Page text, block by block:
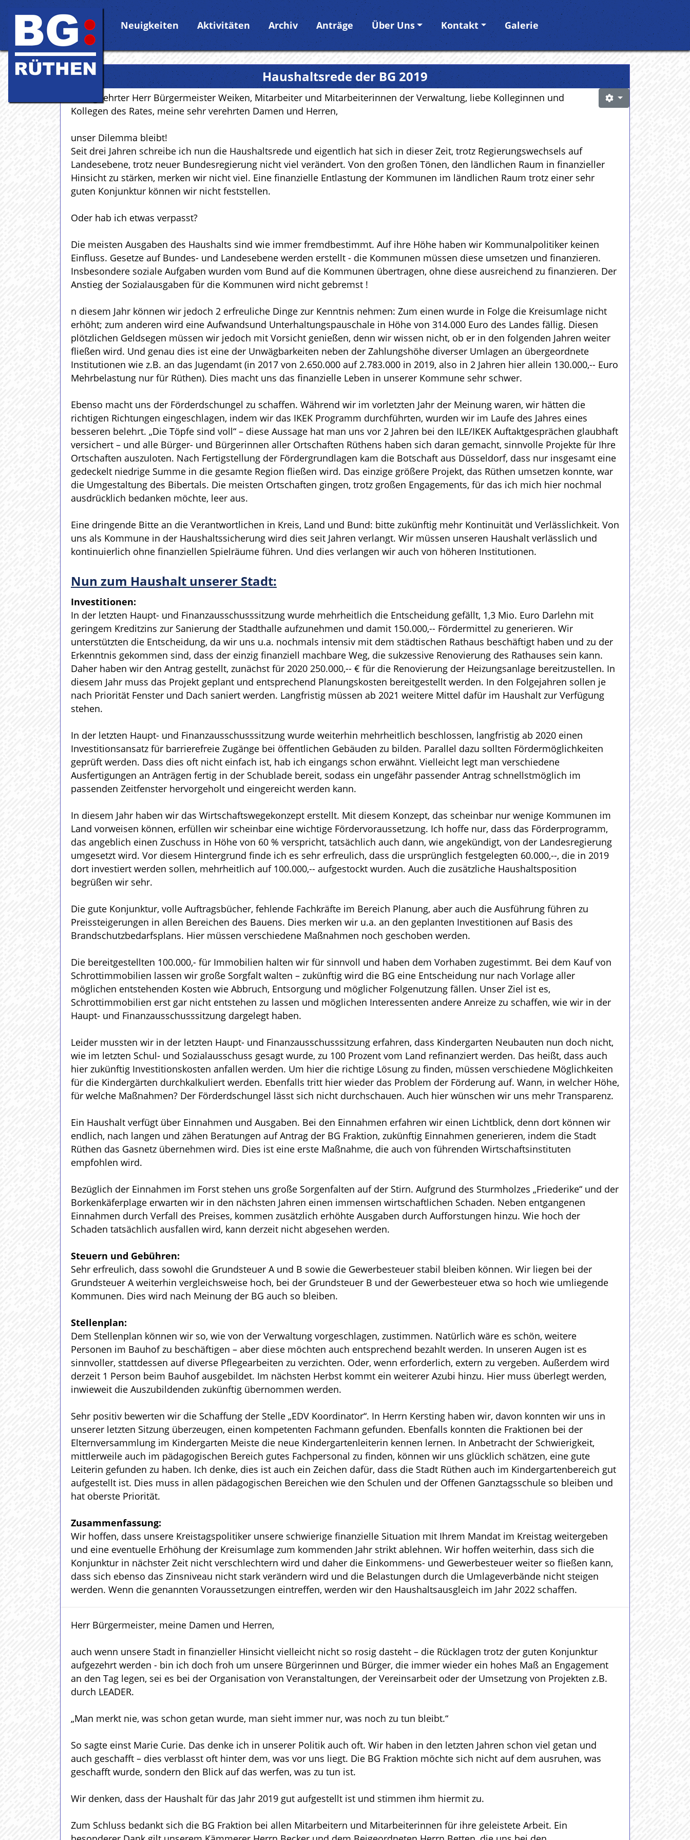
Neuigkeiten Aktivitäten Archiv Anträge Über Uns Kontakt Galerie
Haushaltsrede der BG 2019
Sehr geehrter Herr Bürgermeister Weiken, Mitarbeiter und Mitarbeiterinnen der Verwaltung, liebe Kolleginnen und
Kollegen des Rates, meine sehr verehrten Damen und Herren,
unser Dilemma bleibt!
Seit drei Jahren schreibe ich nun die Haushaltsrede und eigentlich hat sich in dieser Zeit, trotz Regierungswechsels auf
Landesebene, trotz neuer Bundesregierung nicht viel verändert. Von den großen Tönen, den ländlichen Raum in finanzieller
Hinsicht zu stärken, merken wir nicht viel. Eine finanzielle Entlastung der Kommunen im ländlichen Raum trotz einer sehr
guten Konjunktur können wir nicht feststellen.
Oder hab ich etwas verpasst?
Die meisten Ausgaben des Haushalts sind wie immer fremdbestimmt. Auf ihre Höhe haben wir Kommunalpolitiker keinen
Einfluss. Gesetze auf Bundes- und Landesebene werden erstellt - die Kommunen müssen diese umsetzen und finanzieren.
Insbesondere soziale Aufgaben wurden vom Bund auf die Kommunen übertragen, ohne diese ausreichend zu finanzieren. Der
Anstieg der Sozialausgaben für die Kommunen wird nicht gebremst !
n diesem Jahr können wir jedoch 2 erfreuliche Dinge zur Kenntnis nehmen: Zum einen wurde in Folge die Kreisumlage nicht
erhöht; zum anderen wird eine Aufwandsund Unterhaltungspauschale in Höhe von 314.000 Euro des Landes fällig. Diesen
plötzlichen Geldsegen müssen wir jedoch mit Vorsicht genießen, denn wir wissen nicht, ob er in den folgenden Jahren weiter
fließen wird. Und genau dies ist eine der Unwägbarkeiten neben der Zahlungshöhe diverser Umlagen an übergeordnete
Institutionen wie z.B. an das Jugendamt (in 2017 von 2.650.000 auf 2.783.000 in 2019, also in 2 Jahren hier allein 130.000,-- Euro
Mehrbelastung nur für Rüthen). Dies macht uns das finanzielle Leben in unserer Kommune sehr schwer.
Ebenso macht uns der Förderdschungel zu schaffen. Während wir im vorletzten Jahr der Meinung waren, wir hätten die
richtigen Richtungen eingeschlagen, indem wir das IKEK Programm durchführten, wurden wir im Laufe des Jahres eines
besseren belehrt. „Die Töpfe sind voll“ – diese Aussage hat man uns vor 2 Jahren bei den ILE/IKEK Auftaktgesprächen glaubhaft
versichert – und alle Bürger- und Bürgerinnen aller Ortschaften Rüthens haben sich daran gemacht, sinnvolle Projekte für Ihre
Ortschaften auszuloten. Nach Fertigstellung der Fördergrundlagen kam die Botschaft aus Düsseldorf, dass nur insgesamt eine
gedeckelt niedrige Summe in die gesamte Region fließen wird. Das einzige größere Projekt, das Rüthen umsetzen konnte, war
die Umgestaltung des Bibertals. Die meisten Ortschaften gingen, trotz großen Engagements, für das ich mich hier nochmal
ausdrücklich bedanken möchte, leer aus.
Eine dringende Bitte an die Verantwortlichen in Kreis, Land und Bund: bitte zukünftig mehr Kontinuität und Verlässlichkeit. Von
uns als Kommune in der Haushaltssicherung wird dies seit Jahren verlangt. Wir müssen unseren Haushalt verlässlich und
kontinuierlich ohne finanziellen Spielräume führen. Und dies verlangen wir auch von höheren Institutionen.
Nun zum Haushalt unserer Stadt:
Investitionen:
In der letzten Haupt- und Finanzausschusssitzung wurde mehrheitlich die Entscheidung gefällt, 1,3 Mio. Euro Darlehn mit
geringem Kreditzins zur Sanierung der Stadthalle aufzunehmen und damit 150.000,-- Fördermittel zu generieren. Wir
unterstützten die Entscheidung, da wir uns u.a. nochmals intensiv mit dem städtischen Rathaus beschäftigt haben und zu der
Erkenntnis gekommen sind, dass der einzig finanziell machbare Weg, die sukzessive Renovierung des Rathauses sein kann.
Daher haben wir den Antrag gestellt, zunächst für 2020 250.000,-- € für die Renovierung der Heizungsanlage bereitzustellen. In
diesem Jahr muss das Projekt geplant und entsprechend Planungskosten bereitgestellt werden. In den Folgejahren sollen je
nach Priorität Fenster und Dach saniert werden. Langfristig müssen ab 2021 weitere Mittel dafür im Haushalt zur Verfügung
stehen.
In der letzten Haupt- und Finanzausschusssitzung wurde weiterhin mehrheitlich beschlossen, langfristig ab 2020 einen
Investitionsansatz für barrierefreie Zugänge bei öffentlichen Gebäuden zu bilden. Parallel dazu sollten Fördermöglichkeiten
geprüft werden. Dass dies oft nicht einfach ist, hab ich eingangs schon erwähnt. Vielleicht legt man verschiedene
Ausfertigungen an Anträgen fertig in der Schublade bereit, sodass ein ungefähr passender Antrag schnellstmöglich im
passenden Zeitfenster hervorgeholt und eingereicht werden kann.
In diesem Jahr haben wir das Wirtschaftswegekonzept erstellt. Mit diesem Konzept, das scheinbar nur wenige Kommunen im
Land vorweisen können, erfüllen wir scheinbar eine wichtige Fördervoraussetzung. Ich hoffe nur, dass das Förderprogramm,
das angeblich einen Zuschuss in Höhe von 60 % verspricht, tatsächlich auch dann, wie angekündigt, von der Landesregierung
umgesetzt wird. Vor diesem Hintergrund finde ich es sehr erfreulich, dass die ursprünglich festgelegten 60.000,--, die in 2019
dort investiert werden sollen, mehrheitlich auf 100.000,-- aufgestockt wurden. Auch die zusätzliche Haushaltsposition
begrüßen wir sehr.
Die gute Konjunktur, volle Auftragsbücher, fehlende Fachkräfte im Bereich Planung, aber auch die Ausführung führen zu
Preissteigerungen in allen Bereichen des Bauens. Dies merken wir u.a. an den geplanten Investitionen auf Basis des
Brandschutzbedarfsplans. Hier müssen verschiedene Maßnahmen noch geschoben werden.
Die bereitgestellten 100.000,- für Immobilien halten wir für sinnvoll und haben dem Vorhaben zugestimmt. Bei dem Kauf von
Schrottimmobilien lassen wir große Sorgfalt walten – zukünftig wird die BG eine Entscheidung nur nach Vorlage aller
möglichen entstehenden Kosten wie Abbruch, Entsorgung und möglicher Folgenutzung fällen. Unser Ziel ist es,
Schrottimmobilien erst gar nicht entstehen zu lassen und möglichen Interessenten andere Anreize zu schaffen, wie wir in der
Haupt- und Finanzausschusssitzung dargelegt haben.
Leider mussten wir in der letzten Haupt- und Finanzausschusssitzung erfahren, dass Kindergarten Neubauten nun doch nicht,
wie im letzten Schul- und Sozialausschuss gesagt wurde, zu 100 Prozent vom Land refinanziert werden. Das heißt, dass auch
hier zukünftig Investitionskosten anfallen werden. Um hier die richtige Lösung zu finden, müssen verschiedene Möglichkeiten
für die Kindergärten durchkalkuliert werden. Ebenfalls tritt hier wieder das Problem der Förderung auf. Wann, in welcher Höhe,
für welche Maßnahmen? Der Förderdschungel lässt sich nicht durchschauen. Auch hier wünschen wir uns mehr Transparenz.
Ein Haushalt verfügt über Einnahmen und Ausgaben. Bei den Einnahmen erfahren wir einen Lichtblick, denn dort können wir
endlich, nach langen und zähen Beratungen auf Antrag der BG Fraktion, zukünftig Einnahmen generieren, indem die Stadt
Rüthen das Gasnetz übernehmen wird. Dies ist eine erste Maßnahme, die auch von führenden Wirtschaftsinstituten
empfohlen wird.
Bezüglich der Einnahmen im Forst stehen uns große Sorgenfalten auf der Stirn. Aufgrund des Sturmholzes „Friederike“ und der
Borkenkäferplage erwarten wir in den nächsten Jahren einen immensen wirtschaftlichen Schaden. Neben entgangenen
Einnahmen durch Verfall des Preises, kommen zusätzlich erhöhte Ausgaben durch Aufforstungen hinzu. Wie hoch der
Schaden tatsächlich ausfallen wird, kann derzeit nicht abgesehen werden.
Steuern und Gebühren:
Sehr erfreulich, dass sowohl die Grundsteuer A und B sowie die Gewerbesteuer stabil bleiben können. Wir liegen bei der
Grundsteuer A weiterhin vergleichsweise hoch, bei der Grundsteuer B und der Gewerbesteuer etwa so hoch wie umliegende
Kommunen. Dies wird nach Meinung der BG auch so bleiben.
Stellenplan:
Dem Stellenplan können wir so, wie von der Verwaltung vorgeschlagen, zustimmen. Natürlich wäre es schön, weitere
Personen im Bauhof zu beschäftigen – aber diese möchten auch entsprechend bezahlt werden. In unseren Augen ist es
sinnvoller, stattdessen auf diverse Pflegearbeiten zu verzichten. Oder, wenn erforderlich, extern zu vergeben. Außerdem wird
derzeit 1 Person beim Bauhof ausgebildet. Im nächsten Herbst kommt ein weiterer Azubi hinzu. Hier muss überlegt werden,
inwieweit die Auszubildenden zukünftig übernommen werden.
Sehr positiv bewerten wir die Schaffung der Stelle „EDV Koordinator“. In Herrn Kersting haben wir, davon konnten wir uns in
unserer letzten Sitzung überzeugen, einen kompetenten Fachmann gefunden. Ebenfalls konnten die Fraktionen bei der
Elternversammlung im Kindergarten Meiste die neue Kindergartenleiterin kennen lernen. In Anbetracht der Schwierigkeit,
mittlerweile auch im pädagogischen Bereich gutes Fachpersonal zu finden, können wir uns glücklich schätzen, eine gute
Leiterin gefunden zu haben. Ich denke, dies ist auch ein Zeichen dafür, dass die Stadt Rüthen auch im Kindergartenbereich gut
aufgestellt ist. Dies muss in allen pädagogischen Bereichen wie den Schulen und der Offenen Ganztagsschule so bleiben und
hat oberste Priorität.
Zusammenfassung:
Wir hoffen, dass unsere Kreistagspolitiker unsere schwierige finanzielle Situation mit Ihrem Mandat im Kreistag weitergeben
und eine eventuelle Erhöhung der Kreisumlage zum kommenden Jahr strikt ablehnen. Wir hoffen weiterhin, dass sich die
Konjunktur in nächster Zeit nicht verschlechtern wird und daher die Einkommens- und Gewerbesteuer weiter so fließen kann,
dass sich ebenso das Zinsniveau nicht stark verändern wird und die Belastungen durch die Umlageverbände nicht steigen
werden. Wenn die genannten Voraussetzungen eintreffen, werden wir den Haushaltsausgleich im Jahr 2022 schaffen.
Herr Bürgermeister, meine Damen und Herren,
auch wenn unsere Stadt in finanzieller Hinsicht vielleicht nicht so rosig dasteht – die Rücklagen trotz der guten Konjunktur
aufgezehrt werden - bin ich doch froh um unsere Bürgerinnen und Bürger, die immer wieder ein hohes Maß an Engagement
an den Tag legen, sei es bei der Organisation von Veranstaltungen, der Vereinsarbeit oder der Umsetzung von Projekten z.B.
durch LEADER.
„Man merkt nie, was schon getan wurde, man sieht immer nur, was noch zu tun bleibt.“
So sagte einst Marie Curie. Das denke ich in unserer Politik auch oft. Wir haben in den letzten Jahren schon viel getan und
auch geschafft – dies verblasst oft hinter dem, was vor uns liegt. Die BG Fraktion möchte sich nicht auf dem ausruhen, was
geschafft wurde, sondern den Blick auf das werfen, was zu tun ist.
Wir denken, dass der Haushalt für das Jahr 2019 gut aufgestellt ist und stimmen ihm hiermit zu.
Zum Schluss bedankt sich die BG Fraktion bei allen Mitarbeitern und Mitarbeiterinnen für ihre geleistete Arbeit. Ein